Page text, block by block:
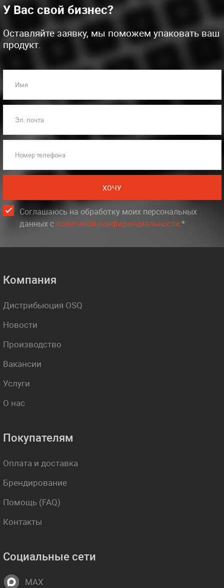
У Вас свой бизнес?
Оставляйте заявку, мы поможем упаковать ваш
продукт.
Имя
Эл. почта
Номер телефона
ХОЧУ
Соглашаюсь на обработку моих персональных
данных c политикой конфиденциальности.*
Компания
Дистрибьюция OSQ
Новости
Производство
Вакансии
Услуги
О нас
Покупателям
Оплата и доставка
Брендирование
Помощь (FAQ)
Контакты
Социальные сети
MAX